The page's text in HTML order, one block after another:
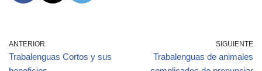
ANTERIOR
Trabalenguas Cortos y sus
SIGUIENTE
Trabalenguas de animales